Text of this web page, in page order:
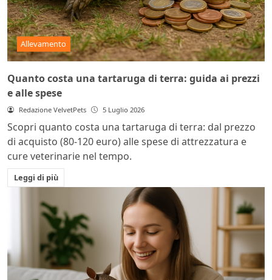
Allevamento
Quanto costa una tartaruga di terra: guida ai prezzi
e alle spese
Redazione VelvetPets 5 Luglio 2026
Scopri quanto costa una tartaruga di terra: dal prezzo
di acquisto (80-120 euro) alle spese di attrezzatura e
cure veterinarie nel tempo.
Leggi di più